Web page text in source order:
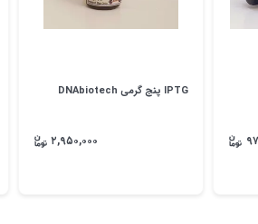
IPTG پنج گرمی DNAbiotech
۲,۹۵۰,۰۰۰